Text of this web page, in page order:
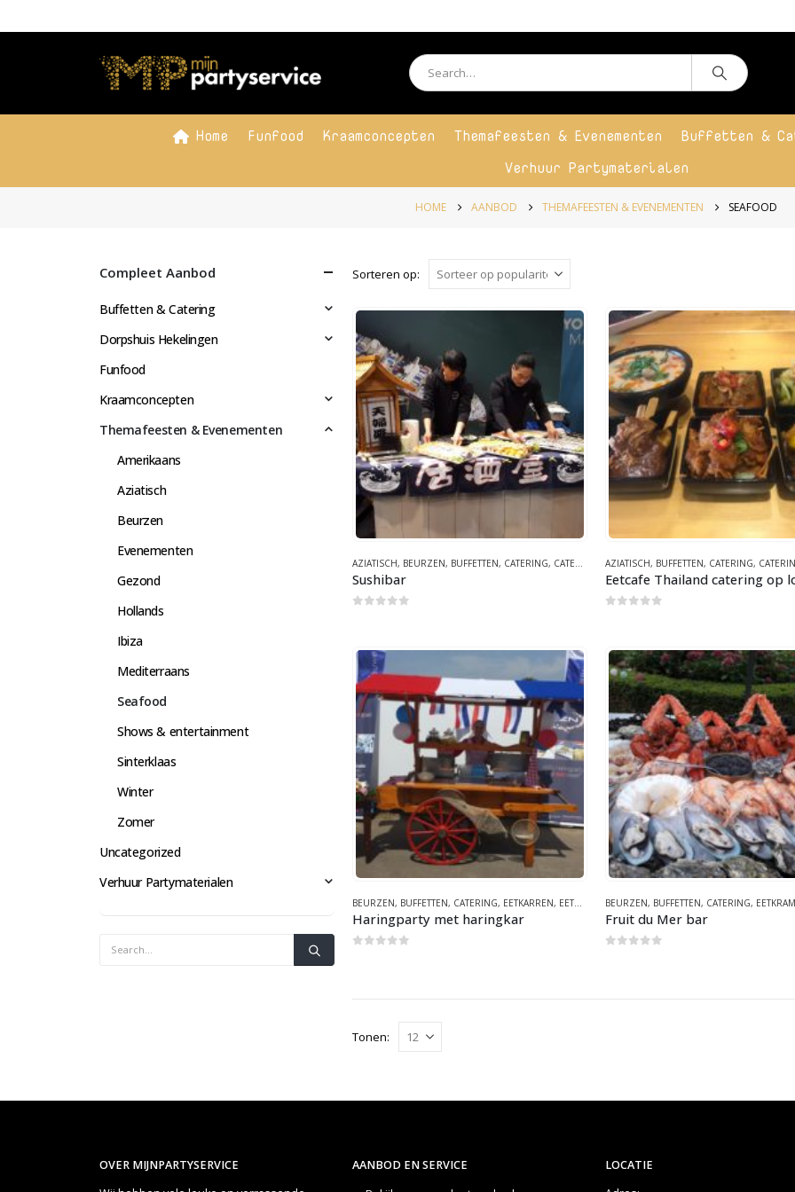
Home Funfood Kraamconcepten Themafeesten & Evenementen Buffetten &
Verhuur Partymaterialen
HOME AANBOD THEMAFEESTEN & EVENEMENTEN SEAFOOD
Sorteren op:
AZIATISCH, BEURZEN, BUFFETTEN, CATERING, CATERING SAMENWERKINGEN ,EETKARREN,
Sushibar
AZIATISCH, BUFFETTEN, CATERING, CATERING
Eetcafe Thailand catering op
BEURZEN, BUFFETTEN, CATERING, EETKARREN, EETKRAMEN ,EVENEMENTEN,FUNFOOD,GEZOND,
Haringparty met haringkar
BEURZEN, BUFFETTEN, CATERING,
Fruit du Mer bar
Tonen:
Compleet Aanbod
Buffetten & Catering
Dorpshuis Hekelingen
Funfood
Kraamconcepten
Themafeesten & Evenementen
Amerikaans
Aziatisch
Beurzen
Evenementen
Gezond
Hollands
Ibiza
Mediterraans
Seafood
Shows & entertainment
Sinterklaas
Winter
Zomer
Uncategorized
Verhuur Partymaterialen
OVER MIJNPARTYSERVICE
AANBOD EN SERVICE
LOCATIE